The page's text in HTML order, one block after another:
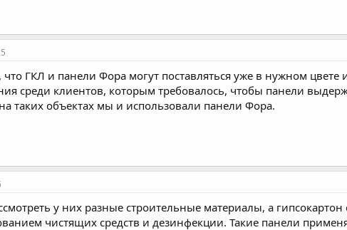
что ГКЛ и панели Фора могут поставляться уже в нужном
среди клиентов, которым требовалось, чтобы панели
таких объектах мы и использовали панели Фора.
у них разные строительные материалы, а
чистящих средств и дезинфекции. Такие панели